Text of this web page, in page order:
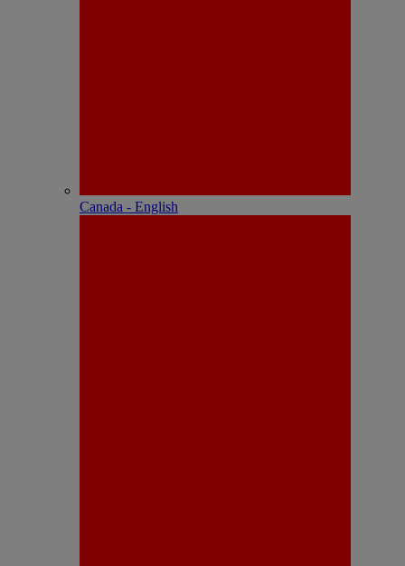
Canada - English